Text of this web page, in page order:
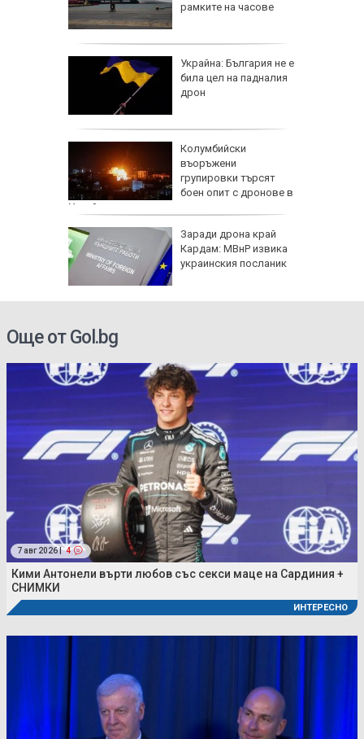
рамките на часове
Украйна: България не е
била цел на падналия
дрон
Колумбийски
въоръжени
групировки търсят
боен опит с дронове в
Украйна
Заради дрона край
Кардам: МВнР извика
украинския посланик
Още от Gol.bg
7 авг 2026 | 4
Кими Антонели върти любов със секси маце на Сардиния +
СНИМКИ
ИНТЕРЕСНО